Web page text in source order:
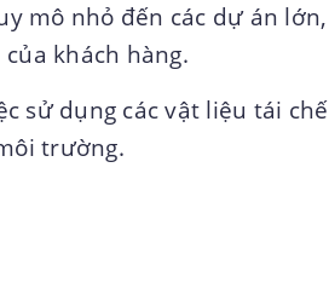
mô nhỏ đến các dự án lớn,
khách hàng.
sử dụng các vật liệu tái chế
trường.